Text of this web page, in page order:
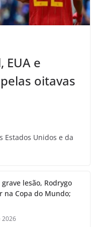
EUA e
oitavas
Estados Unidos e da
lesão, Rodrygo
na Copa do Mundo;
2026